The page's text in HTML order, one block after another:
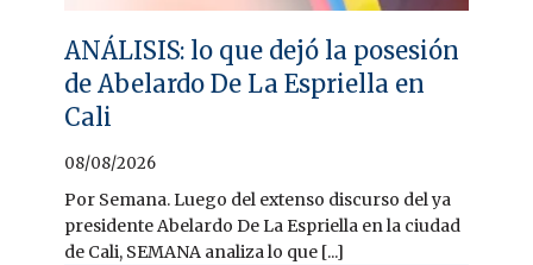
ANÁLISIS: lo que dejó la posesión
de Abelardo De La Espriella en
Cali
08/08/2026
Por Semana. Luego del extenso discurso del ya
presidente Abelardo De La Espriella en la ciudad
de Cali, SEMANA analiza lo que [...]